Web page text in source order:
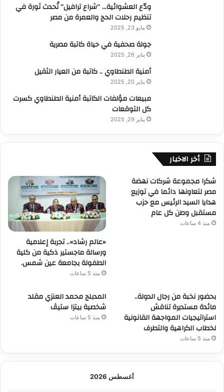
ودّع العشوائية… “شراع ترافيل” تُحدث ثورة في
تنظيم رحلات الحج والعمرة من مصر
مايو 23, 2025
جولة صحفية في حياة كاتبة مصرية
يناير 26, 2025
أمنية الطنطاوي .. كاتبة من العيار الثقيل
يناير 20, 2025
مبيعات مؤلفات الكاتبة أمنية الطنطاوي كسرت
كل التوقعات
يناير 29, 2025
أخر الاخبار
شكرا مجموعة شركات نهضة
مصر لتعاونها دائما في توزيع
هدايا السيد الرئيس مع حزب
مستقبل وطن كل عام
منذ 4 ساعات
«عالم رشاد».. تجربة إعلامية
ورسالة ماجستير ذكية من كلية
الطفولة بجامعة عين شمس.
منذ 5 ساعات
بحضور نخبة من رجال الدولة..
مائدة مستديرة تناقش
استراتيجيات المواجهة القانونية
لخطاب الكراهية والتطرف
منذ 5 ساعات
المدبلج محمد العنزي مقلد
شخصية بيتزا ستيڤ
منذ 5 ساعات
أغسطس 2026